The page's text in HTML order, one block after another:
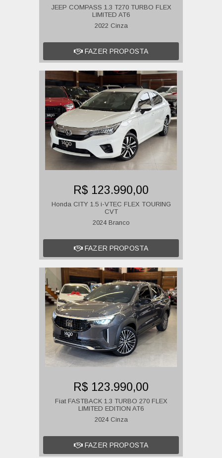
JEEP COMPASS 1.3 T270 TURBO FLEX
LIMITED AT6
2022 Cinza
FAZER PROPOSTA
R$ 123.990,00
Honda CITY 1.5 i-VTEC FLEX TOURING
CVT
2024 Branco
FAZER PROPOSTA
R$ 123.990,00
Fiat FASTBACK 1.3 TURBO 270 FLEX
LIMITED EDITION AT6
2024 Cinza
FAZER PROPOSTA